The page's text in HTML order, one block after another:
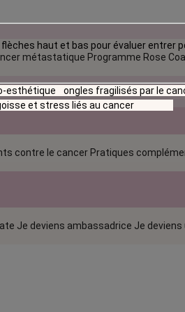
métastatique Programme Rose
contre le cancer Pratiques
Je deviens ambassadrice Je
haut et bas pour évaluer
esthétique ongles fragilisés par le
et stress liés au cancer